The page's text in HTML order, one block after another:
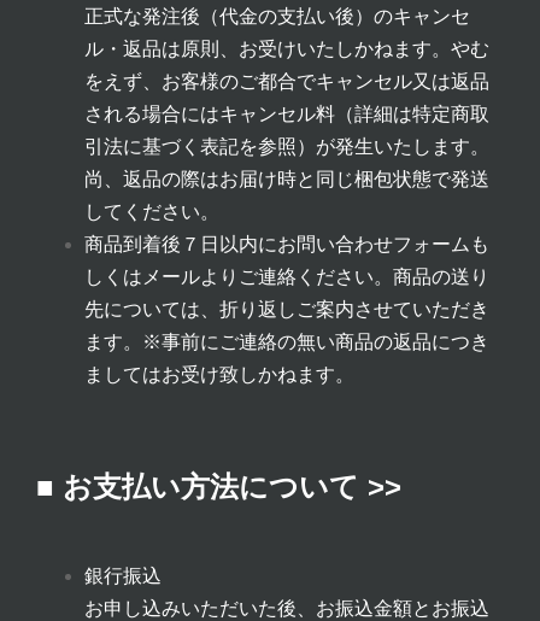
正式な発注後（代金の支払い後）のキャンセ
ル・返品は原則、お受けいたしかねます。やむ
をえず、お客様のご都合でキャンセル又は返品
される場合にはキャンセル料（詳細は特定商取
引法に基づく表記を参照）が発生いたします。
尚、返品の際はお届け時と同じ梱包状態で発送
してください。
商品到着後７日以内にお問い合わせフォームも
しくはメールよりご連絡ください。商品の送り
先については、折り返しご案内させていただき
ます。
※事前にご連絡の無い商品の返品につき
ましてはお受け致しかねます。
■ お支払い方法について >>
銀行振込
お申し込みいただいた後、お振込金額とお振込